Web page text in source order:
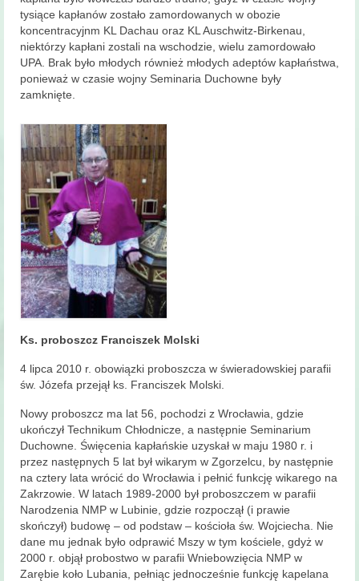
tysiące kapłanów zostało zamordowanych w obozie
koncentracyjnm KL Dachau oraz KL Auschwitz-Birkenau,
niektórzy kapłani zostali na wschodzie, wielu zamordowało
UPA. Brak było młodych również młodych adeptów kapłaństwa,
ponieważ w czasie wojny Seminaria Duchowne były
zamknięte.
Ks. proboszcz Franciszek Molski
4 lipca 2010 r. obowiązki proboszcza w świeradowskiej parafii
św. Józefa przejął ks. Franciszek Molski.
Nowy proboszcz ma lat 56, pochodzi z Wrocławia, gdzie
ukończył Technikum Chłodnicze, a następnie Seminarium
Duchowne. Święcenia kapłańskie uzyskał w maju 1980 r. i
przez następnych 5 lat był wikarym w Zgorzelcu, by następnie
na cztery lata wrócić do Wrocławia i pełnić funkcję wikarego na
Zakrzowie. W latach 1989-2000 był proboszczem w parafii
Narodzenia NMP w Lubinie, gdzie rozpoczął (i prawie
skończył) budowę – od podstaw – kościoła św. Wojciecha. Nie
dane mu jednak było odprawić Mszy w tym kościele, gdyż w
2000 r. objął probostwo w parafii Wniebowzięcia NMP w
Zarębie koło Lubania, pełniąc jednocześnie funkcję kapelana